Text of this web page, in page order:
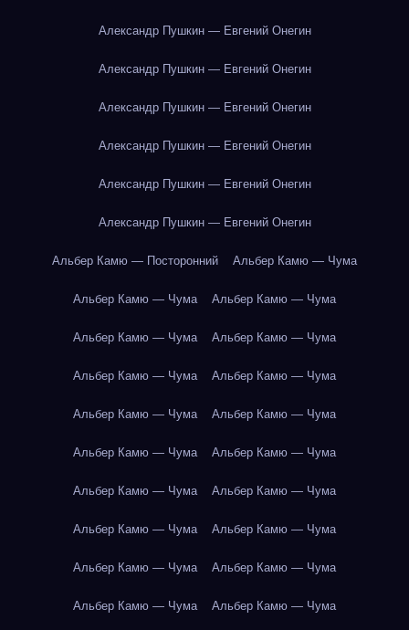
Александр Пушкин — Евгений Онегин
Александр Пушкин — Евгений Онегин
Александр Пушкин — Евгений Онегин
Александр Пушкин — Евгений Онегин
Александр Пушкин — Евгений Онегин
Александр Пушкин — Евгений Онегин
Альбер Камю — Посторонний Альбер Камю — Чума
Альбер Камю — Чума Альбер Камю — Чума
Альбер Камю — Чума Альбер Камю — Чума
Альбер Камю — Чума Альбер Камю — Чума
Альбер Камю — Чума Альбер Камю — Чума
Альбер Камю — Чума Альбер Камю — Чума
Альбер Камю — Чума Альбер Камю — Чума
Альбер Камю — Чума Альбер Камю — Чума
Альбер Камю — Чума Альбер Камю — Чума
Альбер Камю — Чума Альбер Камю — Чума